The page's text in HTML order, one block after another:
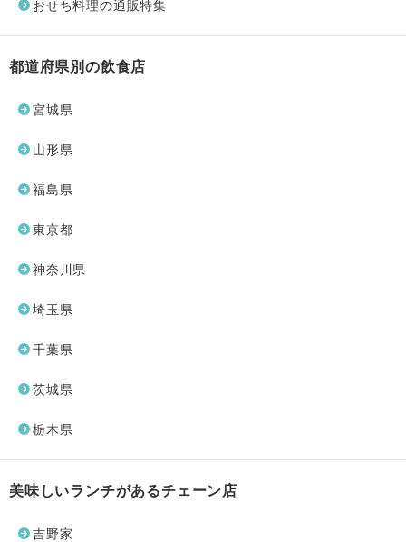
おせち料理の通販特集
都道府県別の飲食店
宮城県
山形県
福島県
東京都
神奈川県
埼玉県
千葉県
茨城県
栃木県
美味しいランチがあるチェーン店
吉野家